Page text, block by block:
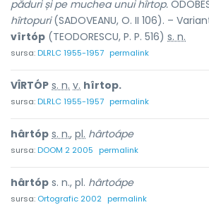
păduri și pe muchea unui hîrtop.
hîrtopuri(SADOVEANU, O. II 106). –
vîrtóp (TEODORESCU, P. P. 516) s. n.
sursa:DLRLC 1955-1957 permalink
VÎRTÓP s. n. v. hîrtop.
sursa:DLRLC 1955-1957 permalink
hârtóp s. n., pl. hârtoápe
sursa:DOOM 2 2005 permalink
hârtóp s. n., pl. hârtoápe
sursa: Ortografic 2002 permalink